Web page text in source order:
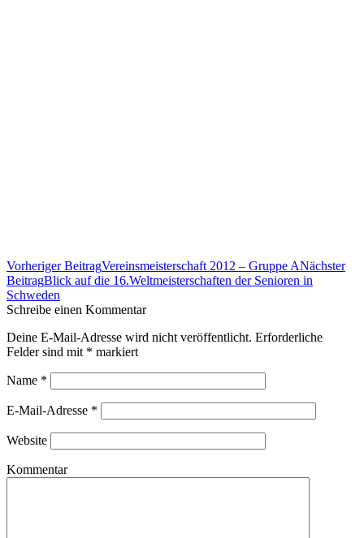
Beitrags-
Navigation
Vorheriger BeitragVereinsmeisterschaft 2012 – Gruppe ANächster
BeitragBlick auf die 16.Weltmeisterschaften der Senioren in
Schweden
Schreibe einen Kommentar
Deine E-Mail-Adresse wird nicht veröffentlicht. Erforderliche
Felder sind mit * markiert
Name *
E-Mail-Adresse *
Website
Kommentar